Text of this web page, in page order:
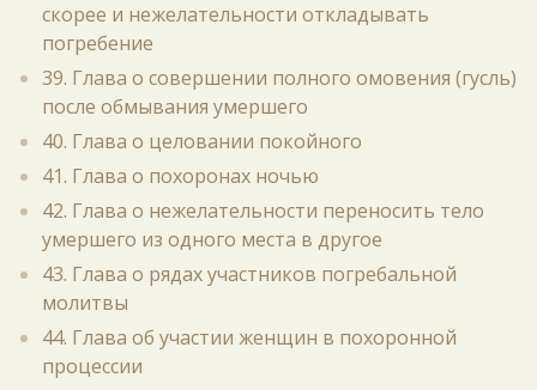
скорее и нежелательности откладывать
погребение
39. Глава о совершении полного омовения (гусль)
после обмывания умершего
40. Глава о целовании покойного
41. Глава о похоронах ночью
42. Глава о нежелательности переносить тело
умершего из одного места в другое
43. Глава о рядах участников погребальной
молитвы
44. Глава об участии женщин в похоронной
процессии